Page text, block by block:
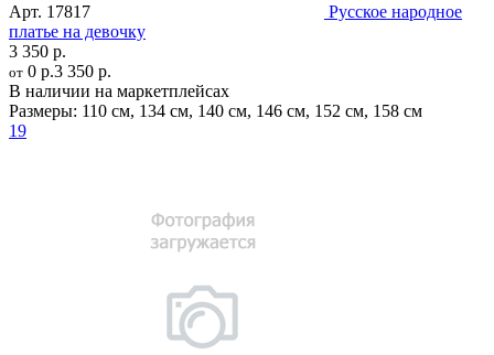
Арт. 17817
Русское народное
платье на девочку
3 350 р.
от 0 р.3 350 р.
В наличии на маркетплейсах
Размеры: 110 см, 134 см, 140 см, 146 см, 152 см, 158 см
19